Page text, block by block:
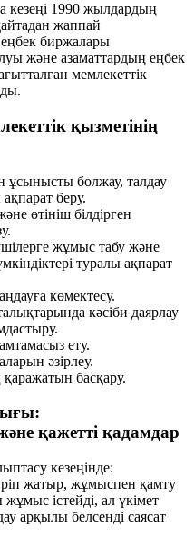
1990 жылдардың
жаппай
биржалары
және азаматтардың еңбек
мемлекеттік
қызметінің
болжау, талдау
беру.
өтініш білдірген
жұмыс табу және
туралы ақпарат
көмектесу.
кәсіби даярлау
ету.
әзірлеу.
басқару.
қажетті қадамдар
кезеңінде:
жатыр, жұмыспен қамту
істейді, ал үкімет
арқылы белсенді саясат